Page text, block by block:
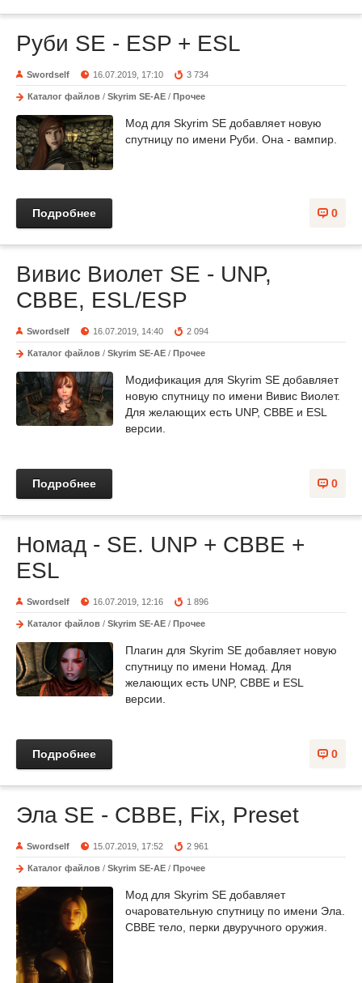
Руби SE - ESP + ESL
Swordself 16.07.2019, 17:10 3 734
Каталог файлов / Skyrim SE-AE / Прочее
Мод для Skyrim SE добавляет новую
спутницу по имени Руби. Она - вампир.
0
Подробнее
Вивис Виолет SE - UNP,
CBBE, ESL/ESP
Swordself 16.07.2019, 14:40 2 094
Каталог файлов / Skyrim SE-AE / Прочее
Модификация для Skyrim SE добавляет
новую спутницу по имени Вивис Виолет.
Для желающих есть UNP, CBBE и ESL
версии.
0
Подробнее
Номад - SE. UNP + CBBE +
ESL
Swordself 16.07.2019, 12:16 1 896
Каталог файлов / Skyrim SE-AE / Прочее
Плагин для Skyrim SE добавляет новую
спутницу по имени Номад. Для
желающих есть UNP, CBBE и ESL
версии.
0
Подробнее
Эла SE - CBBE, Fix, Preset
Swordself 15.07.2019, 17:52 2 961
Каталог файлов / Skyrim SE-AE / Прочее
Мод для Skyrim SE добавляет
очаровательную спутницу по имени Эла.
CBBE тело, перки двуручного оружия.